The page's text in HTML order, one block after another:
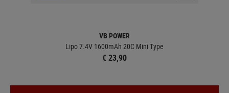
VB POWER
Lipo 7.4V 1600mAh 20C Mini Type
€ 23,90